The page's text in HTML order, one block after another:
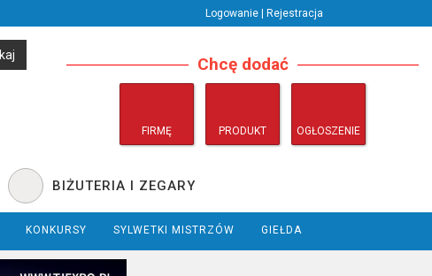
Logowanie | Rejestracja
Chcę dodać
FIRMĘ PRODUKT OGŁOSZENIE
BIŻUTERIA I ZEGARY
KONKURSY SYLWETKI MISTRZÓW GIEŁDA